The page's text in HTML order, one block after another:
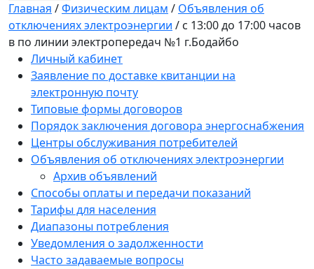
Главная /Физическим лицам / Объявления об
отключениях электроэнергии / с 13:00 до 17:00 часов
в по линии электропередач №1 г.Бодайбо
Личный кабинет
Заявление по доставке квитанции на
электронную почту
Типовые формы договоров
Порядок заключения договора энергоснабжения
Центры обслуживания потребителей
Объявления об отключениях электроэнергии
Архив объявлений
Способы оплаты и передачи показаний
Тарифы для населения
Диапазоны потребления
Уведомления о задолженности
Часто задаваемые вопросы